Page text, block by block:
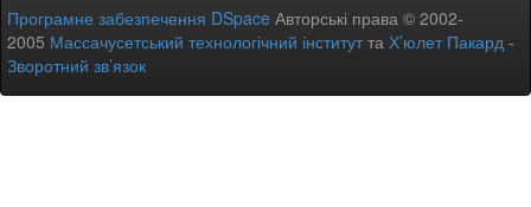
Програмне забезпечення DSpace Авторські права © 2002-
2005 Массачусетський технологічний інститутта Х’юлет Пакард -
Зворотний зв’язок